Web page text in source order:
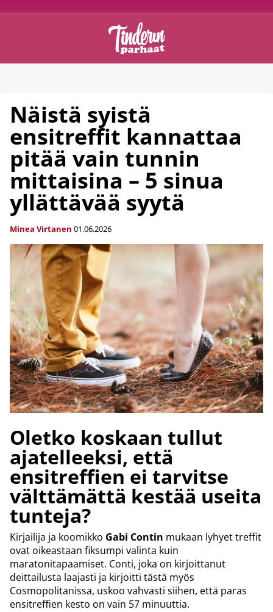
Näistä syistä
ensitreffit kannattaa
pitää vain tunnin
mittaisina – 5 sinua
yllättävää syytä
Minea Virtanen 01.06.2026
Oletko koskaan tullut
ajatelleeksi, että
ensitreffien ei tarvitse
välttämättä kestää useita
tunteja?
Kirjailija ja koomikko Gabi Contin mukaan lyhyet treffit
ovat oikeastaan fiksumpi valinta kuin
maratonitapaamiset. Conti, joka on kirjoittanut
deittailusta laajasti ja kirjoitti tästä myös
Cosmopolitanissa, uskoo vahvasti siihen, että paras
ensitreffien kesto on vain 57 minuuttia.